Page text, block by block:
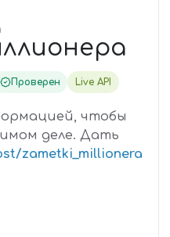
Проверен Live API
чтобы
деле. Дать
zametki_millionera